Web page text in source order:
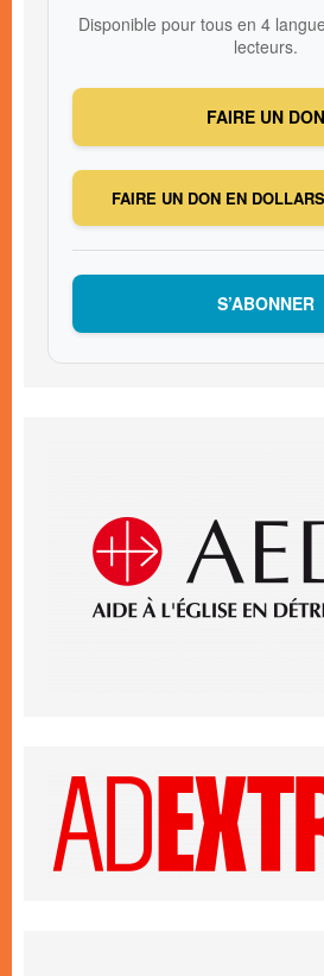
Disponible pour tous en 4
lecteurs.
FAIRE UN DON
FAIRE UN DON EN
S’ABONNER